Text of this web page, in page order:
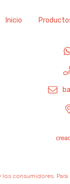
Inicio
los consumidores.